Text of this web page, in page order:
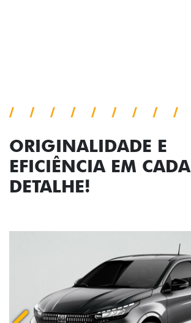
ORIGINALIDADE E
EFICIÊNCIA EM CADA
DETALHE!